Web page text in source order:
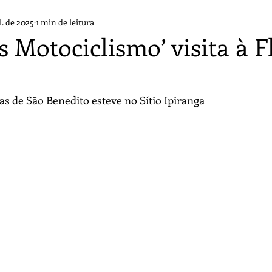
Motociclismo’ visita à
de 2025 1 min de leitura
de São Benedito esteve no Sítio Ipiranga